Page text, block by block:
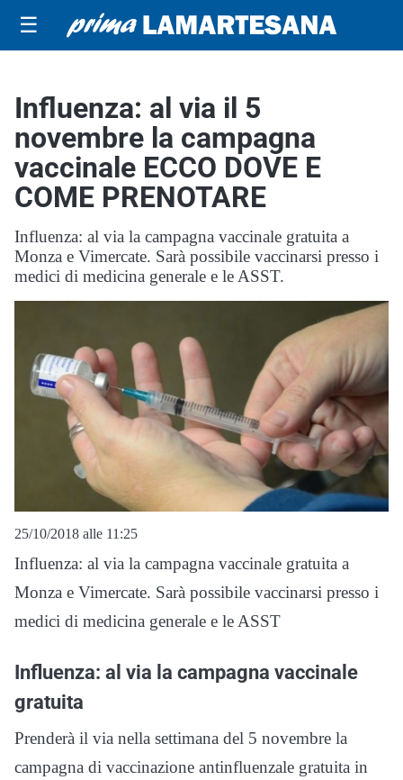
☰
Influenza: al via il 5
novembre la campagna
vaccinale ECCO DOVE E
COME PRENOTARE
Influenza: al via la campagna vaccinale gratuita a
Monza e Vimercate. Sarà possibile vaccinarsi presso i
medici di medicina generale e le ASST.
25/10/2018 alle 11:25
Influenza: al via la campagna vaccinale gratuita a
Monza e Vimercate. Sarà possibile vaccinarsi presso i
medici di medicina generale e le ASST
Influenza: al via la campagna vaccinale
gratuita
Prenderà il via nella settimana del 5 novembre la
campagna di vaccinazione antinfluenzale gratuita in